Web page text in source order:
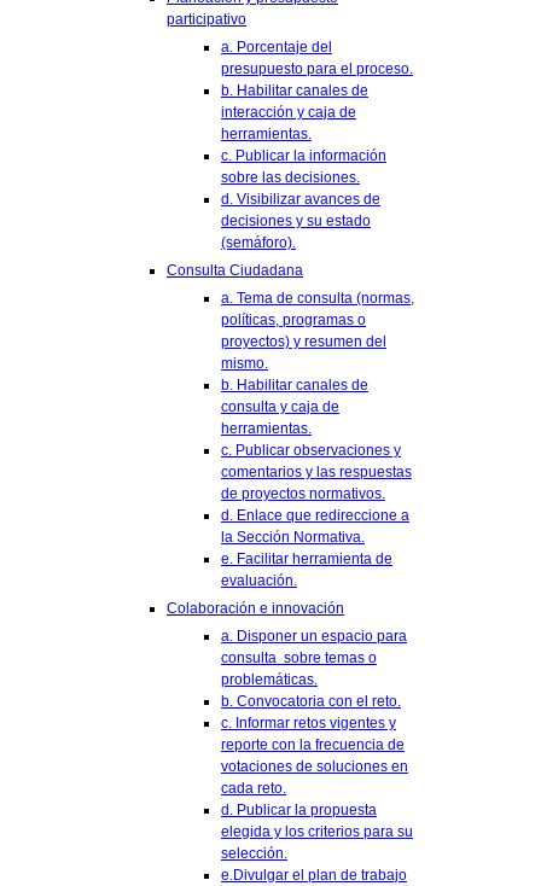
participativo
a. Porcentaje del
presupuesto para el proceso.
b. Habilitar canales de
interacción y caja de
herramientas.
c. Publicar la información
sobre las decisiones.
d. Visibilizar avances de
decisiones y su estado
(semáforo).
Consulta Ciudadana
a. Tema de consulta (normas,
políticas, programas o
proyectos) y resumen del
mismo.
b. Habilitar canales de
consulta y caja de
herramientas.
c. Publicar observaciones y
comentarios y las respuestas
de proyectos normativos.
d. Enlace que redireccione a
la Sección Normativa.
e. Facilitar herramienta de
evaluación.
Colaboración e innovación
a. Disponer un espacio para
consulta sobre temas o
problemáticas.
b. Convocatoria con el reto.
c. Informar retos vigentes y
reporte con la frecuencia de
votaciones de soluciones en
cada reto.
d. Publicar la propuesta
elegida y los criterios para su
selección.
e.Divulgar el plan de trabajo